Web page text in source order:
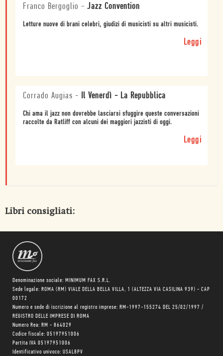
Franco Bergoglio - Jazz Convention
Letture nuove di brani celebri, giudizi di musicisti su altri musicisti.
Leggi
Corrado Augias - Il Venerdì - La Repubblica
Chi ama il jazz non dovrebbe lasciarsi sfuggire queste conversazioni
raccolte da Ratliff con alcuni dei maggiori jazzisti di oggi.
Leggi
Libri consigliati:
Denominazione sociale: MINIMUM FAX S.R.L.
Sede legale: ROMA (RM) VIALE DELLA BELLA VILLA, 1 (ALTEZZA VIA CASILINA 939) - CAP
00172
Numero e sede di iscrizione al registro imprese: RM-1997-155274 DEL 25/02/1997 /
REGISTRO DELLE IMPRESE DI ROMA
Numero Rea: RM - 864029
Codice fiscale: 05197951006
Partita IVA 05197951006
Identificativo univoco: USAL8PV